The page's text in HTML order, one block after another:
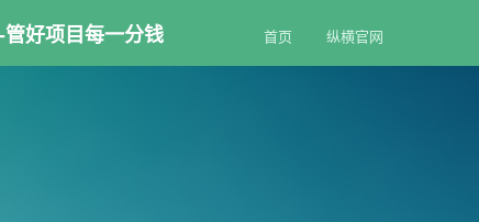
好项目每一分钱 首页 纵横官网